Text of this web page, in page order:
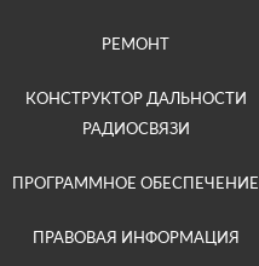
РЕМОНТ
КОНСТРУКТОР ДАЛЬНОСТИ
РАДИОСВЯЗИ
ПРОГРАММНОЕ ОБЕСПЕЧЕНИЕ
ПРАВОВАЯ ИНФОРМАЦИЯ